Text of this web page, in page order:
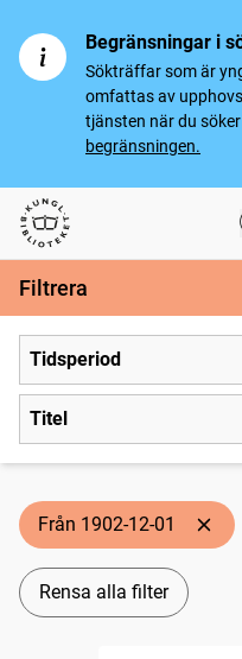
Begränsningar i
Sökträffar som är
omfattas av
tjänsten när du
begränsningen.
Svenska tidningar
Filtrera
Tidsperiod
Titel
Från 1902-12-01
Rensa alla filter